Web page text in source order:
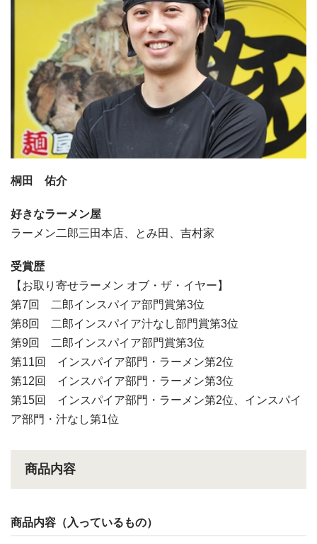
桐田 佑介
好きなラーメン屋
ラーメン二郎三田本店、とみ田、吉村家
受賞歴
【お取り寄せラーメン オブ・ザ・イヤー】
第7回 二郎インスパイア部門賞第3位
第8回 二郎インスパイア汁なし部門賞第3位
第9回 二郎インスパイア部門賞第3位
第11回 インスパイア部門・ラーメン第2位
第12回 インスパイア部門・ラーメン第3位
第15回 インスパイア部門・ラーメン第2位、インスパイ
ア部門・汁なし第1位
商品内容
商品内容（入っているもの）